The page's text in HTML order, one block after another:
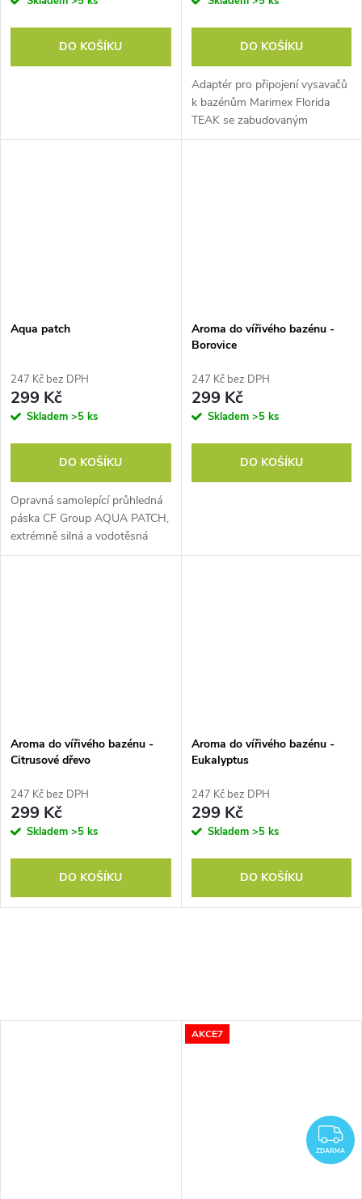
DO KOŠÍKU DO KOŠÍKU
Adaptér pro připojení vysavačů
k bazénům Marimex Florida
TEAK se zabudovaným
skimmerem. Adaptér je
Aqua patch
247 Kč bez DPH
299 Kč
Skladem >5 ks
DO KOŠÍKU
Opravná samolepící průhledná
páska CF Group AQUA PATCH,
extrémně silná a vodotěsná
opravná páska, přilne téměř ke
Aroma do vířivého bazénu -
Borovice
247 Kč bez DPH
299 Kč
Skladem >5 ks
DO KOŠÍKU
Aroma do vířivého bazénu -
Citrusové dřevo
247 Kč bez DPH
299 Kč
Skladem >5 ks
DO KOŠÍKU
Aroma do vířivého bazénu -
Eukalyptus
247 Kč bez DPH
299 Kč
Skladem >5 ks
DO KOŠÍKU
AKCE7
ZDARMA